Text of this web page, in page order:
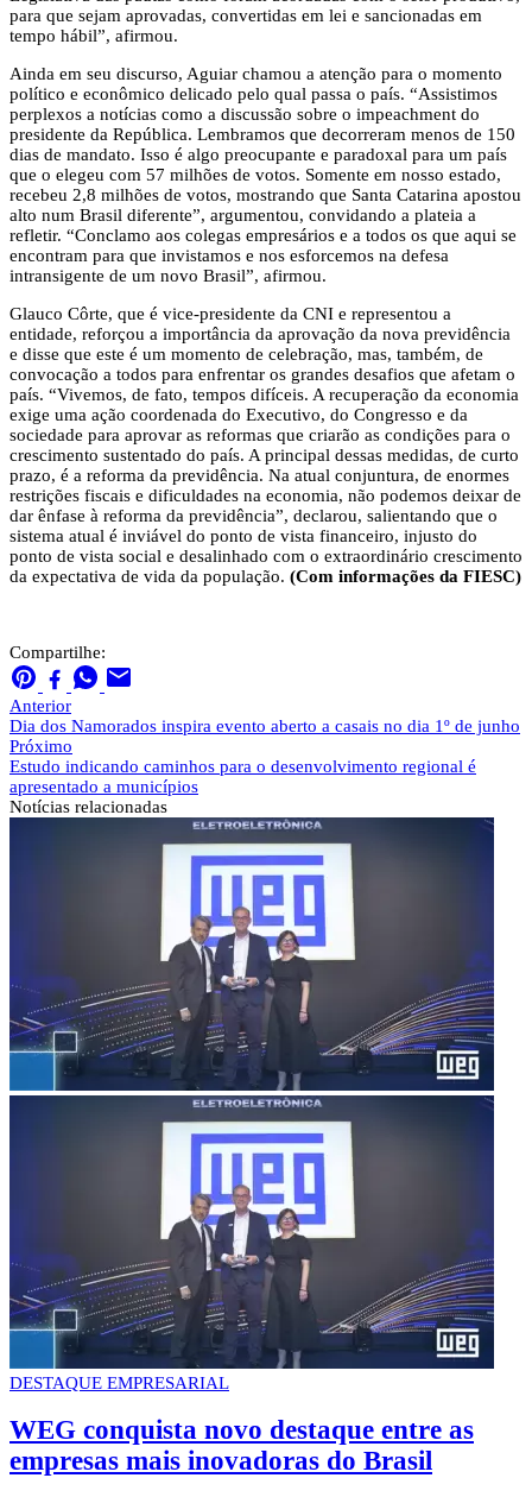
para que sejam aprovadas, convertidas em lei e sancionadas em
tempo hábil”, afirmou.
Ainda em seu discurso, Aguiar chamou a atenção para o momento
político e econômico delicado pelo qual passa o país. “Assistimos
perplexos a notícias como a discussão sobre o impeachment do
presidente da República. Lembramos que decorreram menos de 150
dias de mandato. Isso é algo preocupante e paradoxal para um país
que o elegeu com 57 milhões de votos. Somente em nosso estado,
recebeu 2,8 milhões de votos, mostrando que Santa Catarina apostou
alto num Brasil diferente”, argumentou, convidando a plateia a
refletir. “Conclamo aos colegas empresários e a todos os que aqui se
encontram para que invistamos e nos esforcemos na defesa
intransigente de um novo Brasil”, afirmou.
Glauco Côrte, que é vice-presidente da CNI e representou a
entidade, reforçou a importância da aprovação da nova previdência
e disse que este é um momento de celebração, mas, também, de
convocação a todos para enfrentar os grandes desafios que afetam o
país. “Vivemos, de fato, tempos difíceis. A recuperação da economia
exige uma ação coordenada do Executivo, do Congresso e da
sociedade para aprovar as reformas que criarão as condições para o
crescimento sustentado do país. A principal dessas medidas, de curto
prazo, é a reforma da previdência. Na atual conjuntura, de enormes
restrições fiscais e dificuldades na economia, não podemos deixar de
dar ênfase à reforma da previdência”, declarou, salientando que o
sistema atual é inviável do ponto de vista financeiro, injusto do
ponto de vista social e desalinhado com o extraordinário crescimento
da expectativa de vida da população. (Com informações da FIESC)
Compartilhe:
Anterior
Dia dos Namorados inspira evento aberto a casais no dia 1º de junho
Próximo
Estudo indicando caminhos para o desenvolvimento regional é
apresentado a municípios
Notícias relacionadas
DESTAQUE EMPRESARIAL
WEG conquista novo destaque entre as
empresas mais inovadoras do Brasil